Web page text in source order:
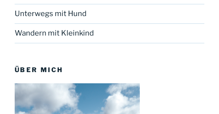
Unterwegs mit Hund
Wandern mit Kleinkind
ÜBER MICH